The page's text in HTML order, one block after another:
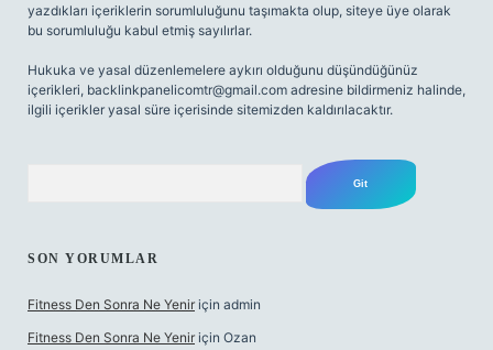
yazdıkları içeriklerin sorumluluğunu taşımakta olup, siteye üye olarak
bu sorumluluğu kabul etmiş sayılırlar.
Hukuka ve yasal düzenlemelere aykırı olduğunu düşündüğünüz
içerikleri, backlinkpanelicomtr@gmail.com adresine bildirmeniz halinde,
ilgili içerikler yasal süre içerisinde sitemizden kaldırılacaktır.
SON YORUMLAR
Fitness Den Sonra Ne Yenir için admin
Fitness Den Sonra Ne Yenir için Ozan